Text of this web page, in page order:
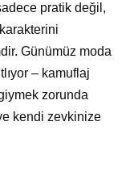
pratik değil,
Günümüz moda
– kamuflaj
zorunda
kendi zevkinize